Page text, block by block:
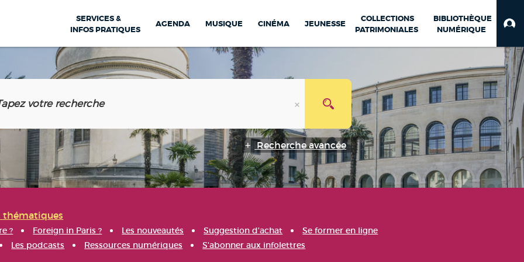
SERVICES &
INFOS PRATIQUES
AGENDA MUSIQUE CINÉMA JEUNESSE
COLLECTIONS
PATRIMONIALES
BIBLIOTHÈQUE
NUMÉRIQUE
Recherche avancée
thématiques
? Foreign in Paris ? Les nouveautés Suggestion d'achat
Se former en ligne
Les podcasts Ressources numériques S'abonner aux infolettres